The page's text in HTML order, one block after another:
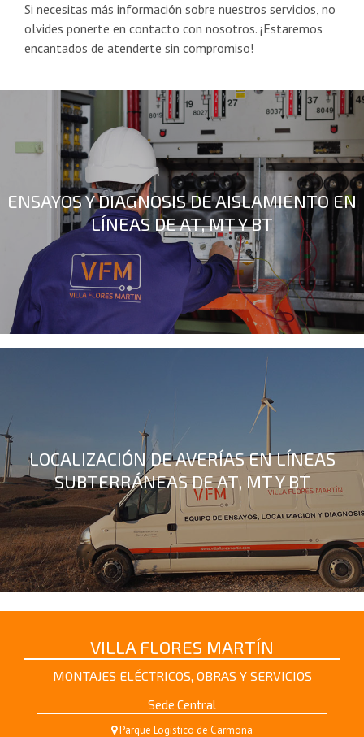
Si necesitas más información sobre nuestros servicios, no
olvides ponerte en contacto con nosotros. ¡Estaremos
encantados de atenderte sin compromiso!
ENSAYOS Y DIAGNOSIS DE AISLAMIENTO EN
LÍNEAS DE AT, MT Y BT
LOCALIZACIÓN DE AVERÍAS EN LÍNEAS
SUBTERRÁNEAS DE AT, MT Y BT
VILLA FLORES MARTÍN
MONTAJES ELÉCTRICOS, OBRAS Y SERVICIOS
Sede Central
Parque Logístico de Carmona